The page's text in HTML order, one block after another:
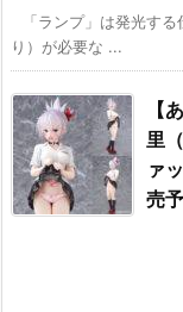
「ランプ」は発光す
り）が必要な ...
【
里
ァ
売